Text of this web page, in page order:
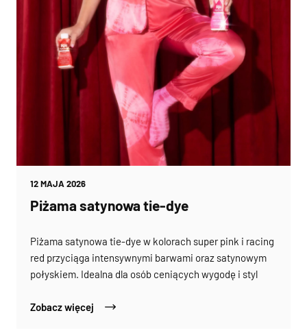
12 MAJA 2026
Piżama satynowa tie-dye
Piżama satynowa tie-dye w kolorach super pink i racing
red przyciąga intensywnymi barwami oraz satynowym
połyskiem. Idealna dla osób ceniących wygodę i styl
Zobacz więcej